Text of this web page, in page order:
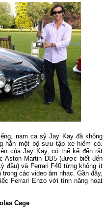
nam ca sỹ Jay Kay đã không
hẳn một bộ sưu tập xe hiếm có.
của Jay Kay, có thể kể đến rất
Aston Martin DB5 (được biết đến
đầu) và Ferrari F40 từng không ít
các video âm nhạc. Gần đây,
Ferrari Enzo với tính năng hoạt
Cage